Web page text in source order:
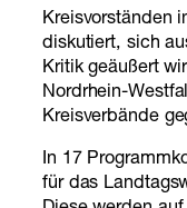
Kreisvorständen
diskutiert, sich
Kritik geäußert
Nordrhein-
Kreisverbände
In 17
für das